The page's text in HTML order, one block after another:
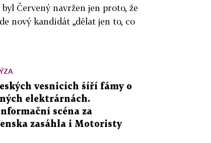
byl Červenýnavržen jen proto, že
nový kandidát „dělat jen to, co
vesnicích šíří fámy o
elektrárnách.
scéna za
zasáhla i Motoristy